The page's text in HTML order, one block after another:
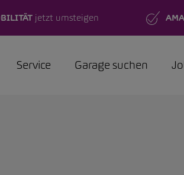
jetzt umsteigen
Service Garage suchen